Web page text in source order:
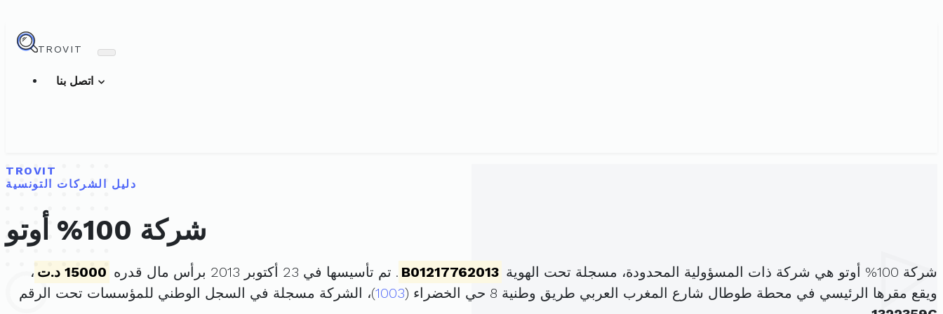
TROVIT
TROVIT
دليل الشركات التونسية
شركة 100% أوتو
شركة 100% أوتو هي شركة ذات المسؤولية المحدودة، مسجلة تحت الهوية B01217762013 . تم تأسيسها في 23 أكتوبر 2013 برأس مال قدره 15000 د.ت
،
ويقع مقرها الرئيسي في محطة طوطال شارع المغرب العربي طريق وطنية 8 حي الخضراء (
1003)، الشركة مسجلة في السجل الوطني للمؤسسات تحت الرقم